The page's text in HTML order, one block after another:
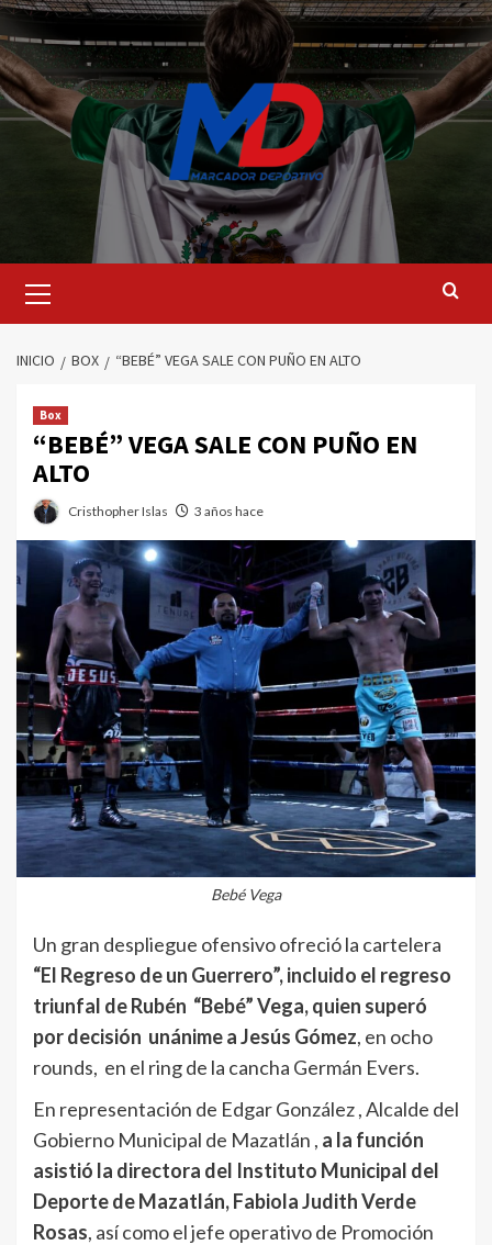
Saltar
al
contenido
principal
INICIO BOX “BEBÉ” VEGA SALE CON PUÑO EN ALTO
Box
“BEBÉ” VEGA SALE CON PUÑO EN
ALTO
Cristhopher Islas 3 años hace
Bebé Vega
Un gran despliegue ofensivo ofreció la cartelera
“El Regreso de un Guerrero”, incluido el regreso
triunfal de Rubén “Bebé” Vega, quien superó
por decisión unánime a Jesús Gómez, en ocho
rounds, en el ring de la cancha Germán Evers.
En representación de Edgar González , Alcalde del
Gobierno Municipal de Mazatlán , a la función
asistió la directora del Instituto Municipal del
Deporte de Mazatlán, Fabiola Judith Verde
Rosas, así como el jefe operativo de Promoción